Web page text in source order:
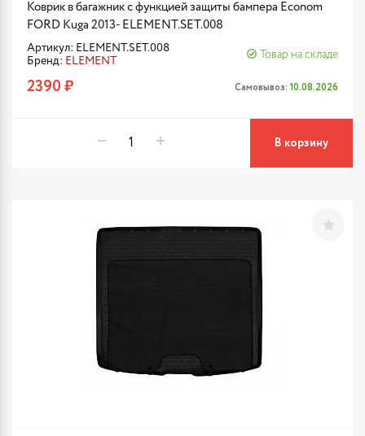
Коврик в багажник с функцией защиты бампера Econom
FORD Kuga 2013- ELEMENT.SET.008
Артикул: ELEMENT.SET.008
Бренд: ELEMENT
Товар на складе
2390 ₽ Самовывоз: 10.08.2026
В корзину